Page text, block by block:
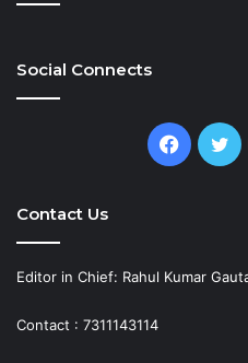
Social Connects
Contact Us
Editor in Chief: Rahul Kumar
Contact : 7311143114